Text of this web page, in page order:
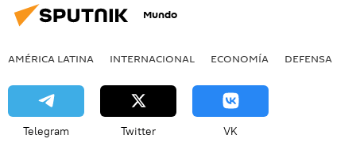
Mundo
AMÉRICA LATINA INTERNACIONAL ECONOMÍA DEFENSA
Telegram Twitter VK